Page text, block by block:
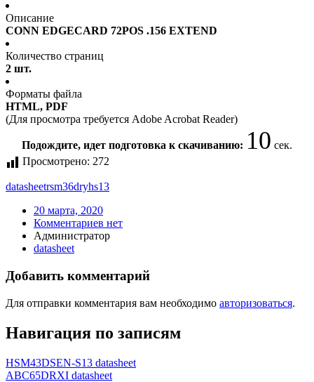
Описание
CONN EDGECARD 72POS .156 EXTEND
Количество страниц
2 шт.
Форматы файла
HTML, PDF
(Для просмотра требуется Adobe Acrobat Reader)
Подождите, идет подготовка к скачиванию: 10 сек.
Просмотрено: 272
datasheetrsm36dryhs13
20 марта, 2020
Комментариев нет
Администратор
datasheet
Добавить комментарий
Для отправки комментария вам необходимо авторизоваться.
Навигация по записям
HSM43DSEN-S13 datasheet
ABC65DRXI datasheet